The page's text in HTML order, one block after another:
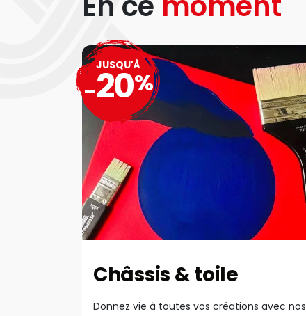
Châssis & toile
Donnez vie à toutes vos créations avec nos
JUSQU'À
-20%